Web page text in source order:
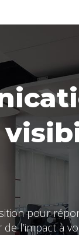
pour
l’impact à